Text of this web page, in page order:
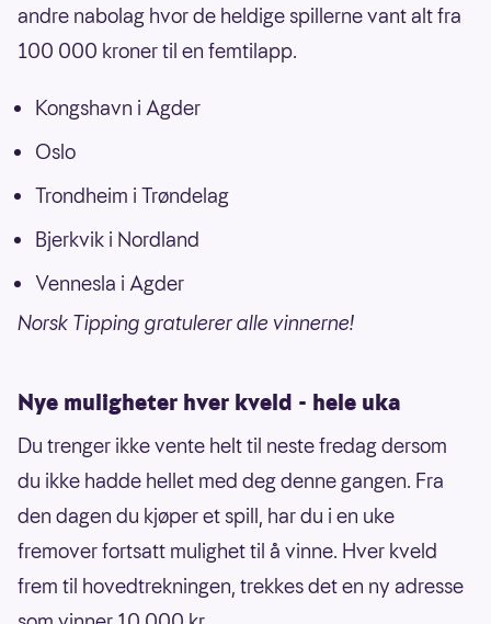
andre nabolag hvor de heldige spillerne vant alt fra
100 000 kroner til en femtilapp.
Kongshavn i Agder
Oslo
Trondheim i Trøndelag
Bjerkvik i Nordland
Vennesla i Agder
Norsk Tipping gratulerer alle vinnerne!
Nye muligheter hver kveld - hele uka
Du trenger ikke vente helt til neste fredag dersom
du ikke hadde hellet med deg denne gangen. Fra
den dagen du kjøper et spill, har du i en uke
fremover fortsatt mulighet til å vinne. Hver kveld
frem til hovedtrekningen, trekkes det en ny adresse